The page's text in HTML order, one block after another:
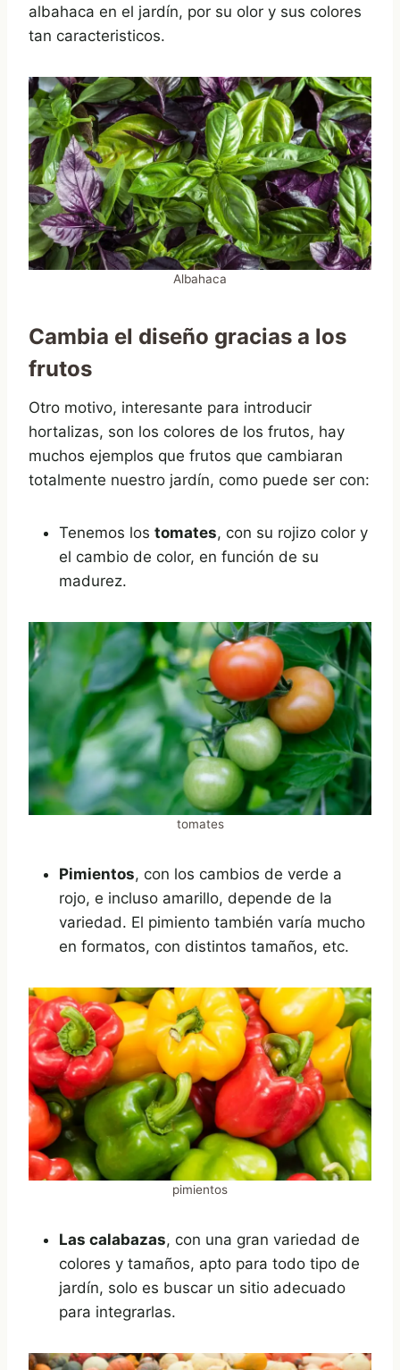
albahaca en el jardín, por su olor y sus colores
tan caracteristicos.
Albahaca
Cambia el diseño gracias a los
frutos
Otro motivo, interesante para introducir
hortalizas, son los colores de los frutos, hay
muchos ejemplos que frutos que cambiaran
totalmente nuestro jardín, como puede ser con:
Tenemos los tomates, con su rojizo color y
el cambio de color, en función de su
madurez.
tomates
Pimientos, con los cambios de verde a
rojo, e incluso amarillo, depende de la
variedad. El pimiento también varía mucho
en formatos, con distintos tamaños, etc.
pimientos
Las calabazas, con una gran variedad de
colores y tamaños, apto para todo tipo de
jardín, solo es buscar un sitio adecuado
para integrarlas.